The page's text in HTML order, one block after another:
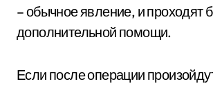
– обычное явление, и проходят
дополнительной помощи.
Если после операции